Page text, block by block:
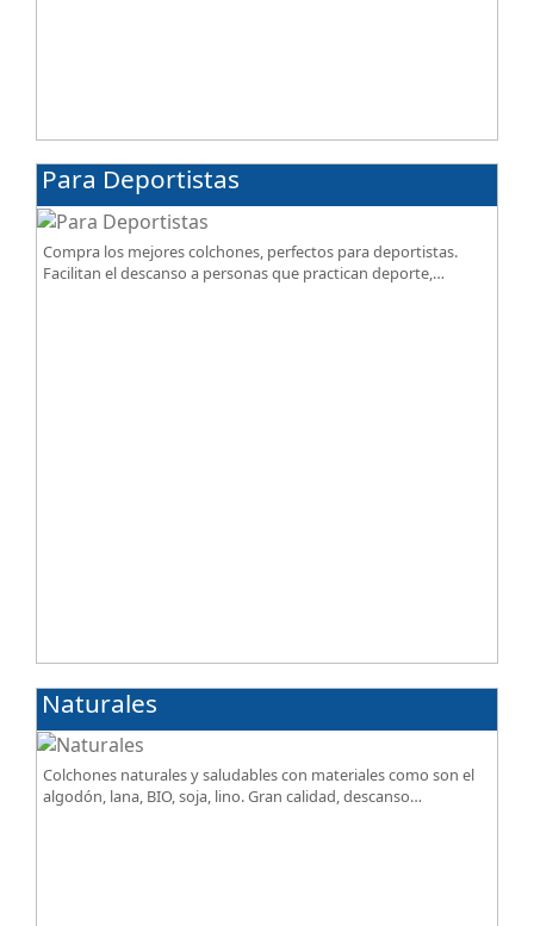
Para Deportistas
Compra los mejores colchones, perfectos para deportistas.
Facilitan el descanso a personas que practican deporte,
Naturales
Colchones naturales y saludables con materiales como son el
algodón, lana, BIO, soja, lino. Gran calidad, descanso